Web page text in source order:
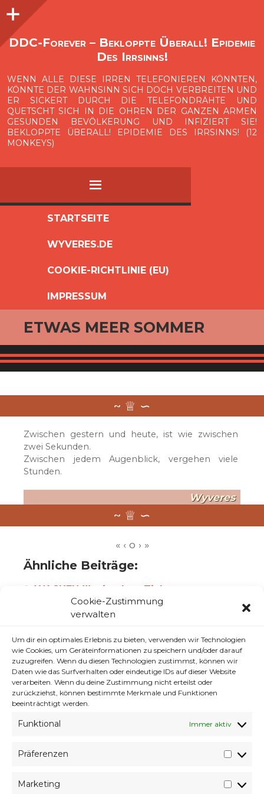
Cookie-Zustimmung
verwalten
Um dir ein optimales Erlebnis zu bieten, verwenden wir Technologien
wie Cookies, um Geräteinformationen zu speichern und/oder darauf
zuzugreifen. Wenn du diesen Technologien zustimmst, können wir
Daten wie das Surfverhalten oder eindeutige IDs auf dieser Website
verarbeiten. Wenn du deine Zustimmung nicht erteilst oder
zurückziehst, können bestimmte Merkmale und Funktionen
beeinträchtigt werden.
Funktional Immer aktiv
Präferenzen
Marketing
O
p
e
n
i
d
e
b
a
DDC-Forever – Bekloppte Überall! Epidemie
Des Irrsinns!
WENN ALLE DIESE IRREN TELEFONIEREN KÖNNTEN,
KÖNNTE DER WAHNSINN SICH DOCH VERBREITEN UND
ER SICKERT DURCH DIE TELEFONDRÄHTE UND
QUETSCHT SICH IN DIE OHREN DER GANZEN ARMEN
GESUNDEN BEVÖLKERUNG UND INFIZIERT SIE!
BEKLOPPTE ÜBERALL! EPIDEMIE DES IRRSINNS! (12
MONKEYS)
MENÜ
SPRINGEN
STARTSEITE
WYVERES.DE
COOKIE-RICHTLINIE (EU)
IMPRESSUM
Seitenleiste
ETWAS MEER SOMMER
Zwischen gestern und heute, ist wie zwischen
zwei Sekunden.
Zwischen jedem Augenblick, vergehen viele
Stunden.
Wyveres
Ähnliche Beiträge:
WACKEN !!! wie ohne Ticket
Warum Allwissend und Allmacht
Frauen und Horrorfilme
Dev. Rant: Hilfe es programmiert sich
selbst!
Musik: Pretty Lights, Pink Floyd,…
Denkt denn keiner an die „Vulva“
Seit 4 Uhr wird jetzt zurückgepostet!!!